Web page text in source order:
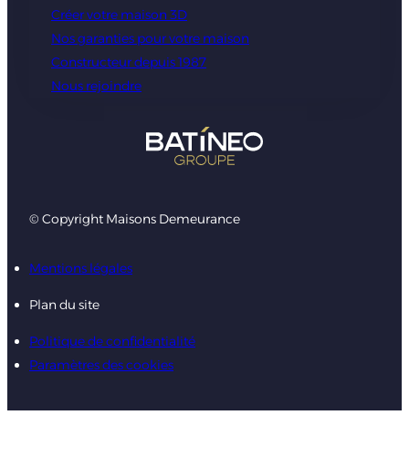
Créer votre maison 3D
Nos garanties pour votre maison
Constructeur depuis 1987
Nous rejoindre
© Copyright Maisons Demeurance
Mentions légales
Plan du site
Politique de confidentialité
Paramètres des cookies